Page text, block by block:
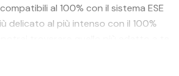
al 100% con il sistema ESE
delicato al più intenso con il 100%